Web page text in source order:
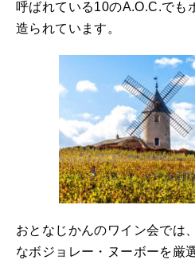
呼ばれている10のA.O.C.でも
造られています。
おとなじかんのワイン会では
なボジョレー・ヌーボーを厳